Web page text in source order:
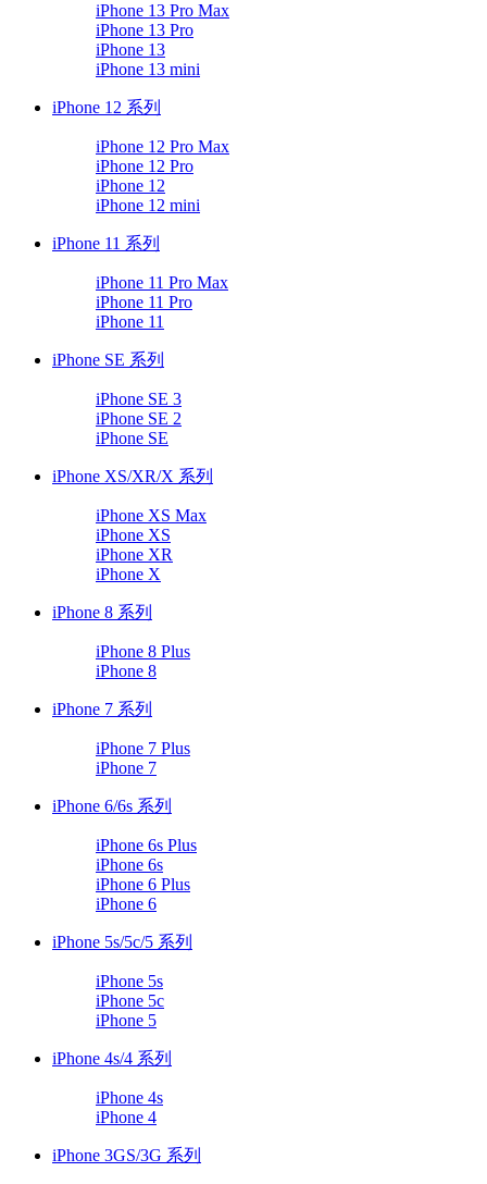
iPhone 13 Pro Max
iPhone 13 Pro
iPhone 13
iPhone 13 mini
iPhone 12 系列
iPhone 12 Pro Max
iPhone 12 Pro
iPhone 12
iPhone 12 mini
iPhone 11 系列
iPhone 11 Pro Max
iPhone 11 Pro
iPhone 11
iPhone SE 系列
iPhone SE 3
iPhone SE 2
iPhone SE
iPhone XS/XR/X 系列
iPhone XS Max
iPhone XS
iPhone XR
iPhone X
iPhone 8 系列
iPhone 8 Plus
iPhone 8
iPhone 7 系列
iPhone 7 Plus
iPhone 7
iPhone 6/6s 系列
iPhone 6s Plus
iPhone 6s
iPhone 6 Plus
iPhone 6
iPhone 5s/5c/5 系列
iPhone 5s
iPhone 5c
iPhone 5
iPhone 4s/4 系列
iPhone 4s
iPhone 4
iPhone 3GS/3G 系列